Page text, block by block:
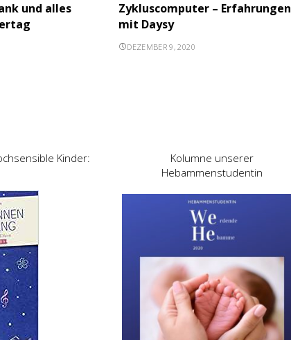
und alles
Zykluscomputer – Erfahrungen
mit Daysy
DEZEMBER 9, 2020
Kinder:
Kolumne unserer
Hebammenstudentin